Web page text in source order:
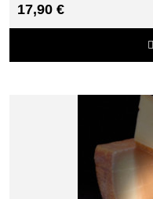
17,90 €